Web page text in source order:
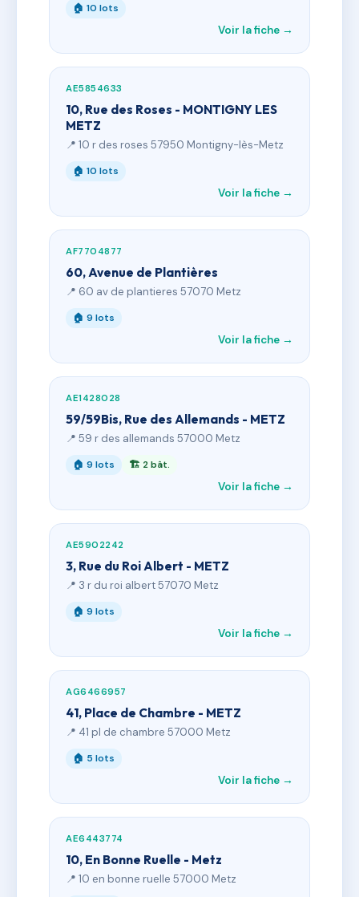
🏠 10 lots
Voir la fiche →
AE5854633
10, Rue des Roses - MONTIGNY LES
METZ
📍 10 r des roses 57950 Montigny-lès-Metz
🏠 10 lots
Voir la fiche →
AF7704877
60, Avenue de Plantières
📍 60 av de plantieres 57070 Metz
🏠 9 lots
Voir la fiche →
AE1428028
59/59Bis, Rue des Allemands - METZ
📍 59 r des allemands 57000 Metz
🏠 9 lots 🏗 2 bât.
Voir la fiche →
AE5902242
3, Rue du Roi Albert - METZ
📍 3 r du roi albert 57070 Metz
🏠 9 lots
Voir la fiche →
AG6466957
41, Place de Chambre - METZ
📍 41 pl de chambre 57000 Metz
🏠 5 lots
Voir la fiche →
AE6443774
10, En Bonne Ruelle - Metz
📍 10 en bonne ruelle 57000 Metz